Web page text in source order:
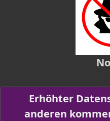
Erhöhter
anderen